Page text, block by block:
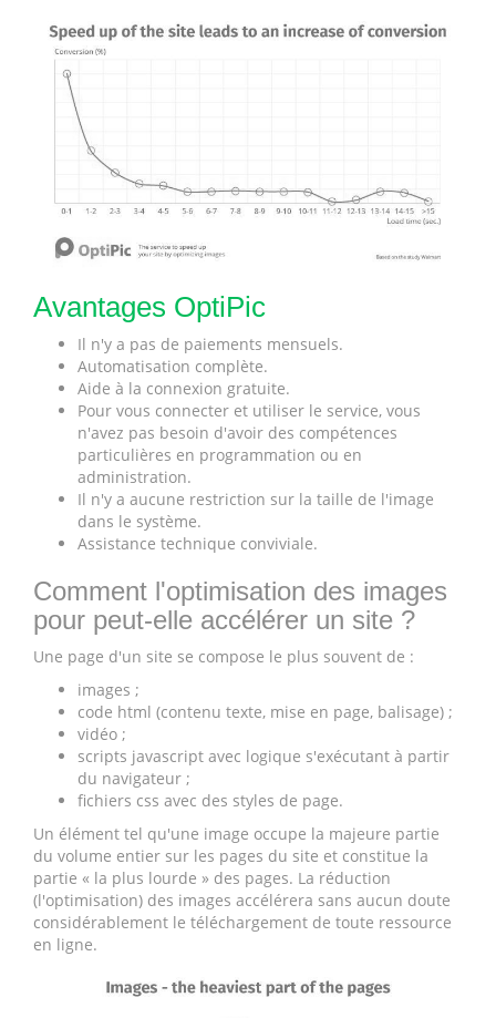
Avantages OptiPic
Il n'y a pas de paiements mensuels.
Automatisation complète.
Aide à la connexion gratuite.
Pour vous connecter et utiliser le service, vous
n'avez pas besoin d'avoir des compétences
particulières en programmation ou en
administration.
Il n'y a aucune restriction sur la taille de l'image
dans le système.
Assistance technique conviviale.
Comment l'optimisation des images
pour peut-elle accélérer un site ?
Une page d'un site se compose le plus souvent de :
images ;
code html (contenu texte, mise en page, balisage) ;
vidéo ;
scripts javascript avec logique s'exécutant à partir
du navigateur ;
fichiers css avec des styles de page.
Un élément tel qu'une image occupe la majeure partie
du volume entier sur les pages du site et constitue la
partie « la plus lourde » des pages. La réduction
(l'optimisation) des images accélérera sans aucun doute
considérablement le téléchargement de toute ressource
en ligne.